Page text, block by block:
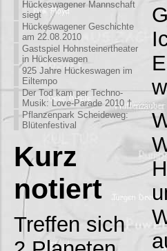
Hückeswagener Mannschaft
siegt
Hückeswagener Geschichte
am 22.08.2010
Gastspiel Hohnsteinertheater
in Hückeswagen
925 Jahre Hückeswagen im
Eiltempo
Der Tod kam per Techno-
Musik: Love-Parade 2010 †
Pflanzenpark Scheideweg:
Blütenfestival
Kurz
notiert
Treffen sich